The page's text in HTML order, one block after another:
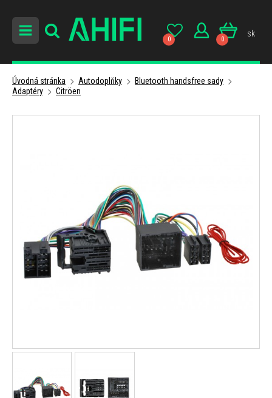
0 0
sk
Úvodná stránka Autodoplňky
Bluetooth handsfree sady
Adaptéry
Citröen